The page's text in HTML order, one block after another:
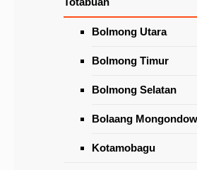
Bolmong Utara
Bolmong Timur
Bolmong Selatan
Bolaang Mongondow
Kotamobagu
di Pasar
Latest News